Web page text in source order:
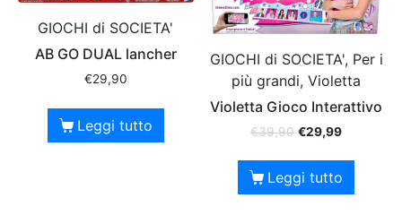
GIOCHI di SOCIETA'
AB GO DUAL lancher
€29,90
Leggi tutto
GIOCHI di SOCIETA', Per i
più grandi, Violetta
Violetta Gioco Interattivo
€39,90 €29,99
Leggi tutto